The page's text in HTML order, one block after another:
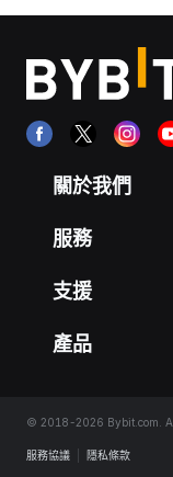
關於我們
服務
支援
產品
© 2018-2026 Bybit.com.
服務協議 隱私條款